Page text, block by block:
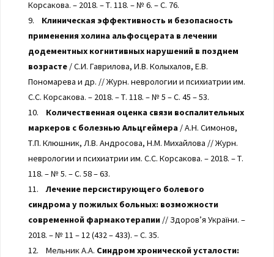
Корсакова. – 2018. – Т. 118. – № 6. – С. 76.
9. Клиническая эффективность и безопасность
применения холина альфосцерата в лечении
додементных когнитивных нарушений в позднем
возрасте/ С.И. Гаврилова, И.В. Колыхалов, Е.В.
Пономарева и др. // Журн. неврологии и психиатрии им.
С.С. Корсакова. – 2018. – Т. 118. – № 5 – С. 45 – 53.
10. Количественная оценка связи воспалительных
маркеров с болезнью Альцгеймера / А.Н. Симонов,
Т.П. Клюшник, Л.В. Андросова, Н.М. Михайлова // Журн.
неврологии и психиатрии им. С.С. Корсакова. – 2018. – Т.
118. – № 5. – С. 58 – 63.
11.Лечение персистирующего болевого
синдрома у пожилых больных: возможности
современной фармакотерапии// Здоров’я України. –
2018. – № 11 – 12 (432 – 433). – С. 35.
12. Мельник А.А. Синдром хронической усталости: